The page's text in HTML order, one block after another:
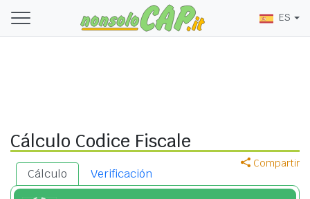
ES
Cálculo Codice Fiscale
Compartir
Cálculo Verificación